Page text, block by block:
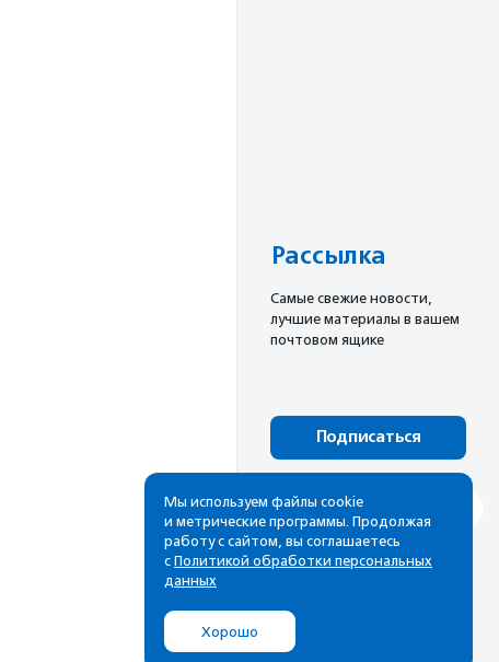
Рассылка
Cамые свежие новости,
лучшие материалы в вашем
почтовом ящике
Подписаться
Мы используем файлы cookie
и метрические программы. Продолжая
работу с сайтом, вы соглашаетесь
с Политикой обработки персональных
данных
Хорошо